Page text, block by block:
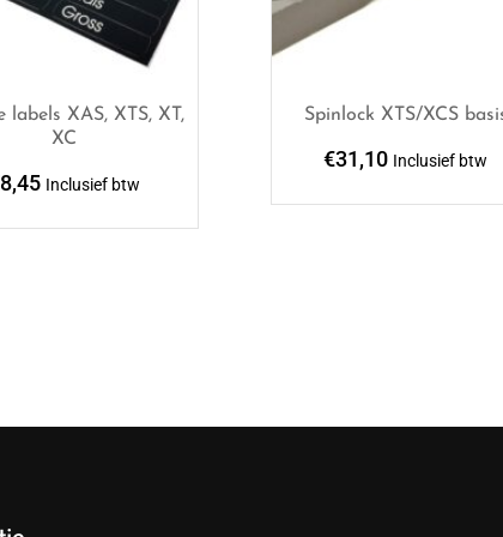
labels XAS, XTS, XT,
XC
8,45 Inclusief btw
Spinlock XTS/XCS
€31,10 Inclusief btw